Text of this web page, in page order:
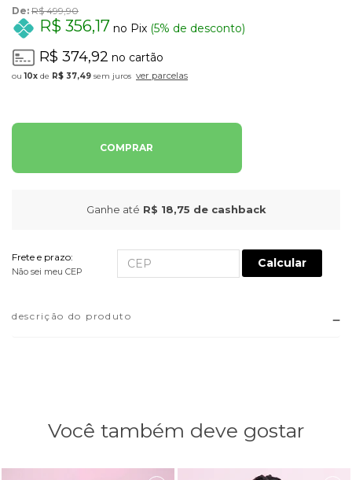
De: R$ 499,90
R$ 356,17 no Pix (5% de desconto)
R$ 374,92 no cartão
10x de R$ 37,49 sem juros ver parcelas
COMPRAR
Ganhe até R$ 18,75 de cashback
Frete e prazo:
Não sei meu CEP
Calcular
descrição do produto
Você também deve gostar